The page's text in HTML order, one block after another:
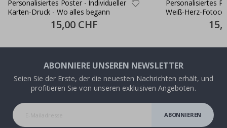
Personalisiertes Poster - Individueller
Karten-Druck - Wo alles begann
Special
Price
15,00 CHF
Personalisiertes
Weiß-Herz-
Price
ABONNIERE UNSEREN NEWSLETTER
Seien Sie der Erste, der die neuesten Nachrichten erhält, und
profitieren Sie von unseren exklusiven Angeboten.
ABONNIEREN